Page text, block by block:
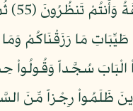
هُوَ التَّوَّابُ
كُلُواْ مِن طَيِّبَاتِ مَا
وَادْخُلُواْ الْبَابَ سُجَّداً
عَلَى الَّذِينَ ظَلَمُواْ رِجْزاً مِّنَ